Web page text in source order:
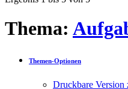
Thema: